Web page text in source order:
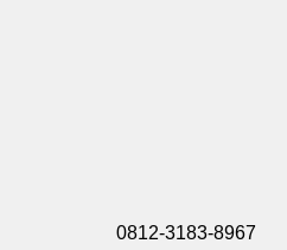
0812-3183-8967